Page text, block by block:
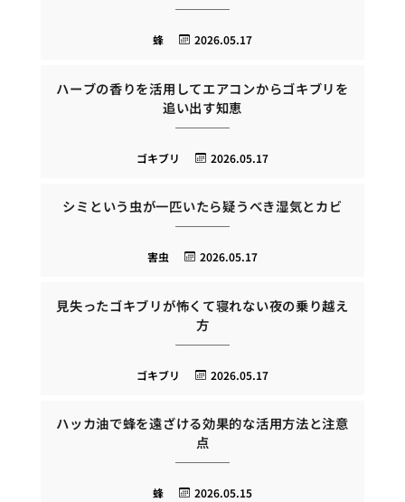
2026.05.17
蜂
ハーブの香りを活用してエアコンからゴキブリを
追い出す知恵
2026.05.17
ゴキブリ
シミという虫が一匹いたら疑うべき湿気とカビ
2026.05.17
害虫
見失ったゴキブリが怖くて寝れない夜の乗り越え
方
2026.05.17
ゴキブリ
ハッカ油で蜂を遠ざける効果的な活用方法と注意
点
2026.05.15
蜂